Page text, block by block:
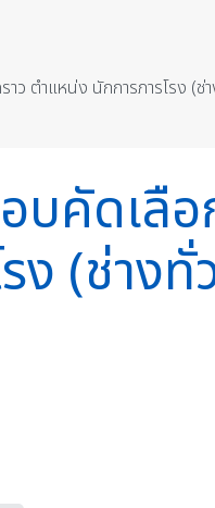
ว ตำแหน่ง นักการภารโรง (
บคัดเลื
ง (ช่าง